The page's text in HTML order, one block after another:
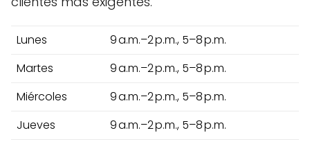
Lunes
9 a.m.–2 p.m., 5–8 p.m.
Martes
9 a.m.–2 p.m., 5–8 p.m.
Miércoles
9 a.m.–2 p.m., 5–8 p.m.
Jueves
9 a.m.–2 p.m., 5–8 p.m.